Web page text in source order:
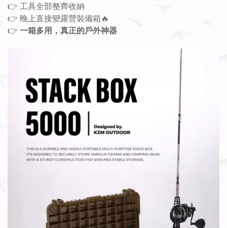
👉 工具全部整齊收納
👉 晚上直接變露營裝備箱🔥
👉 一箱多用，真正的戶外神器